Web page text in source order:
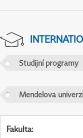
Studijní programy
Mendelova
Fakulta: